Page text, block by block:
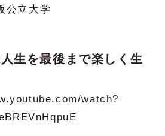
公立大学
人生を最後まで楽しく生
watch?